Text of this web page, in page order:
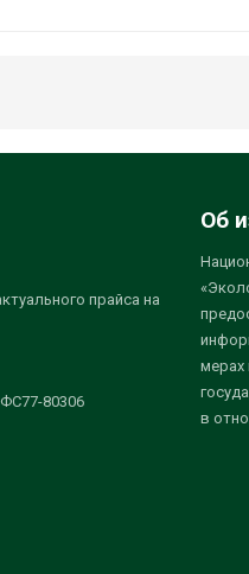
прайса на
80306
Об
мерах
в